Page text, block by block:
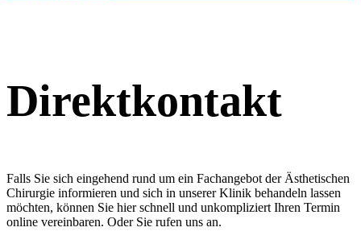
Direktkontakt
Falls Sie sich eingehend rund um ein Fachangebot der Ästhetischen
Chirurgie informieren und sich in unserer Klinik behandeln lassen
möchten, können Sie hier schnell und unkompliziert Ihren Termin
online vereinbaren. Oder Sie rufen uns an.